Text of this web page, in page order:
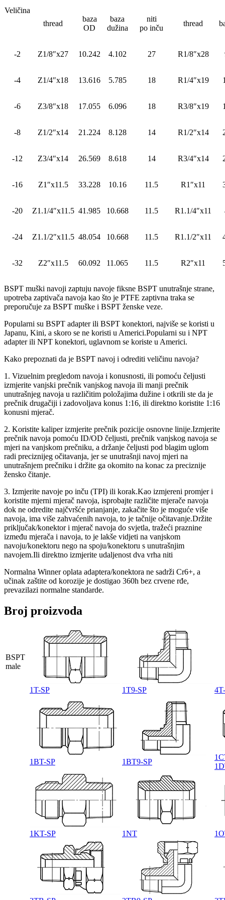
Veličina
thread
baza
OD
baza
dužina
niti
po inču
thread
-2 Z1/8″x27 10.242 4.102 27 R1/8″x28
-4 Z1/4″x18 13.616 5.785 18 R1/4″x19
-6 Z3/8″x18 17.055 6.096 18 R3/8″x19
-8 Z1/2″x14 21.224 8.128 14 R1/2″x14
-12 Z3/4″x14 26.569 8.618 14 R3/4″x14
-16 Z1″x11.5 33.228 10.16 11.5 R1″x11
-20 Z1.1/4″x11.5 41.985 10.668 11.5 R1.1/4″x11
-24 Z1.1/2″x11.5 48.054 10.668 11.5 R1.1/2″x11
-32 Z2″x11.5 60.092 11.065 11.5 R2″x11
BSPT muški navoji zaptuju navoje fiksne BSPT unutrašnje strane,
upotreba zaptivača navoja kao što je PTFE zaptivna traka se
preporučuje za BSPT muške i BSPT ženske veze.
Popularni su BSPT adapter ili BSPT konektori, najviše se koristi u
Japanu, Kini, a skoro se ne koristi u Americi.Popularni su i NPT
adapter ili NPT konektori, uglavnom se koriste u Americi.
Kako prepoznati da je BSPT navoj i odrediti veličinu navoja?
1. Vizuelnim pregledom navoja i konusnosti, ili pomoću čeljusti
izmjerite vanjski prečnik vanjskog navoja ili manji prečnik
unutrašnjeg navoja u različitim položajima dužine i otkrili ste da je
prečnik drugačiji i zadovoljava konus 1:16, ili direktno koristite 1:16
konusni mjerač.
2. Koristite kaliper izmjerite prečnik pozicije osnovne linije.Izmjerite
prečnik navoja pomoću ID/OD čeljusti, prečnik vanjskog navoja se
mjeri na vanjskom prečniku, a držanje čeljusti pod blagim uglom
radi preciznijeg očitavanja, jer se unutrašnji navoj mjeri na
unutrašnjem prečniku i držite ga okomito na konac za preciznije
žensko čitanje.
3. Izmjerite navoje po inču (TPI) ili korak.Kao izmjereni promjer i
koristite mjerni mjerač navoja, isprobajte različite mjerače navoja
dok ne odredite najčvršće prianjanje, zakačite što je moguće više
navoja, ima više zahvaćenih navoja, to je tačnije očitavanje.Držite
priključak/konektor i mjerač navoja do svjetla, tražeći praznine
između mjerača i navoja, to je lakše vidjeti na vanjskom
navoju/konektoru nego na spoju/konektoru s unutrašnjim
navojem.Ili direktno izmjerite udaljenost dva vrha niti
Normalna Winner oplata adaptera/konektora ne sadrži Cr6+, a
učinak zaštite od korozije je dostigao 360h bez crvene rđe,
prevazilazi normalne standarde.
Broj proizvoda
BSPT
male
1T-SP 1T9-SP
1BT-SP 1BT9-SP
1KT-SP 1NT